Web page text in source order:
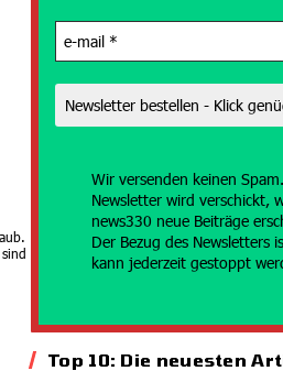
Wir versenden keinen
Newsletter wird verschickt,
news330 neue Beiträge
Der Bezug des Newsletters
kann jederzeit gestoppt
Top 10: Die neuesten